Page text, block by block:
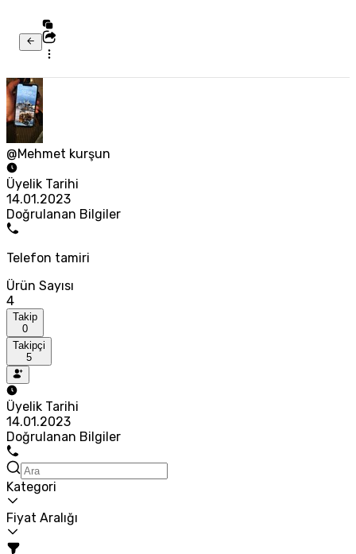
@Mehmet kurşun
Üyelik Tarihi
14.01.2023
Doğrulanan Bilgiler
Telefon tamiri
Ürün Sayısı
4
Takip
0
Takipçi
5
Üyelik Tarihi
14.01.2023
Doğrulanan Bilgiler
Kategori
Fiyat Aralığı